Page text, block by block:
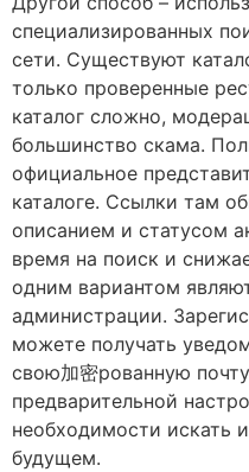
специализированных
сети. Существуют
только проверенные
каталог сложно,
большинство скама.
официальное
каталоге. Ссылки там
описанием и статусом
время на поиск и
одним вариантом
администрации.
можете получать
свою加密рованную
предварительной
необходимости искать
будущем.